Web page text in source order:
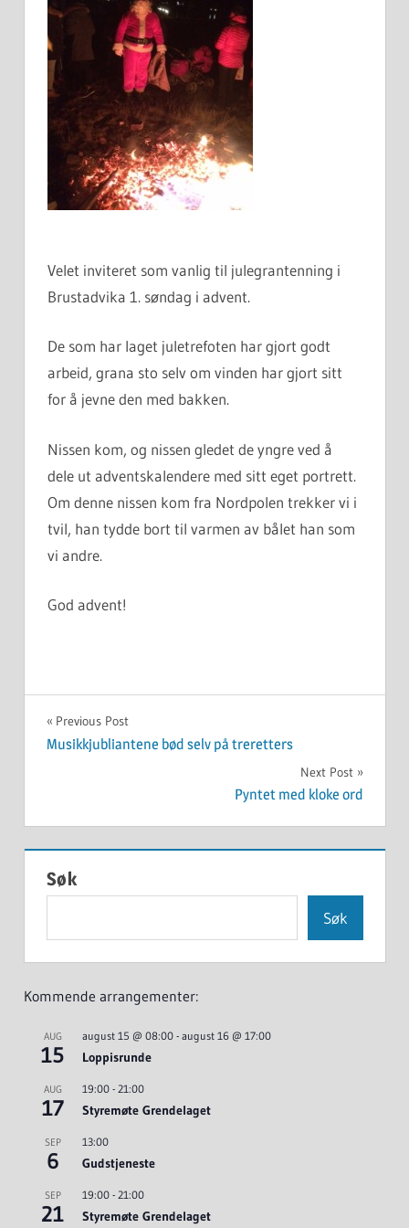
Velet inviteret som vanlig til julegrantenning i
Brustadvika 1. søndag i advent.
De som har laget juletrefoten har gjort godt
arbeid, grana sto selv om vinden har gjort sitt
for å jevne den med bakken.
Nissen kom, og nissen gledet de yngre ved å
dele ut adventskalendere med sitt eget portrett.
Om denne nissen kom fra Nordpolen trekker vi i
tvil, han tydde bort til varmen av bålet han som
vi andre.
God advent!
UKATEGORISERT
Innleggsnavigasjon
Previous Post
Musikkjubliantene bød selv på treretters
Next Post
Pyntet med kloke ord
Søk
Søk
Kommende arrangementer:
AUG
15
august 15 @ 08:00- august 16 @ 17:00
Loppisrunde
AUG
17
19:00- 21:00
Styremøte Grendelaget
SEP
6
13:00
Gudstjeneste
SEP
21
19:00- 21:00
Styremøte Grendelaget